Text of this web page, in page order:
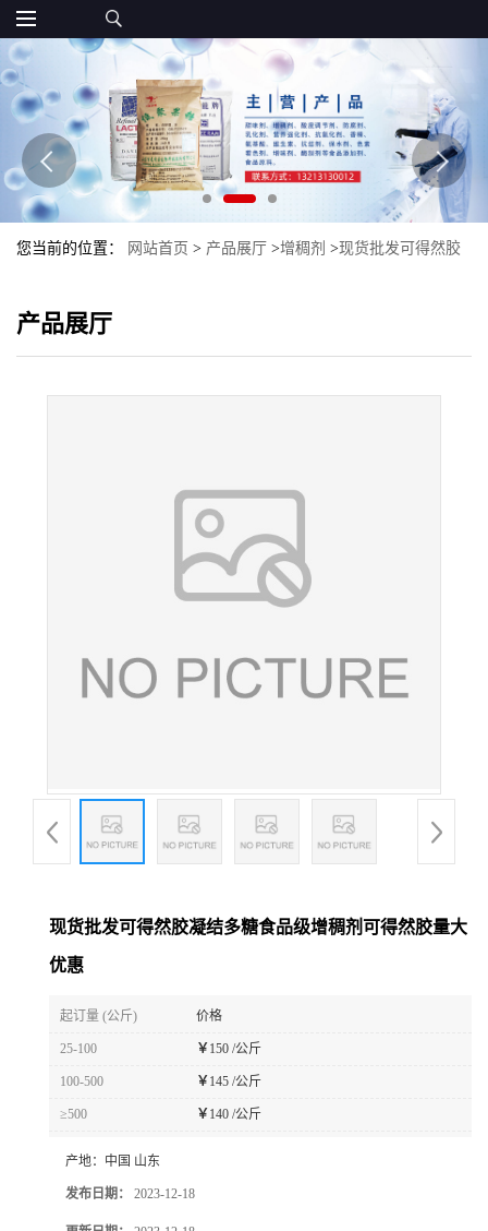
您当前的位置： 网站首页 > 产品展厅 >增稠剂 >现货批发可得然胶
产品展厅
现货批发可得然胶凝结多糖食品级增稠剂可得然胶量大
优惠
起订量 (公斤) 价格
25-100 ￥ 150 /公斤
100-500 ￥ 145 /公斤
≥500 ￥ 140 /公斤
产地： 中国 山东
发布日期： 2023-12-18